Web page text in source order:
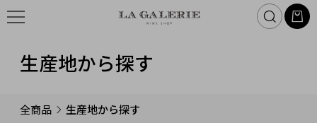
生産地から探す
全商品 生産地から探す